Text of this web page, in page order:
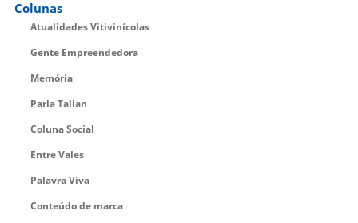
Colunas
Atualidades Vitivinícolas
Gente Empreendedora
Memória
Parla Talian
Coluna Social
Entre Vales
Palavra Viva
Conteúdo de marca